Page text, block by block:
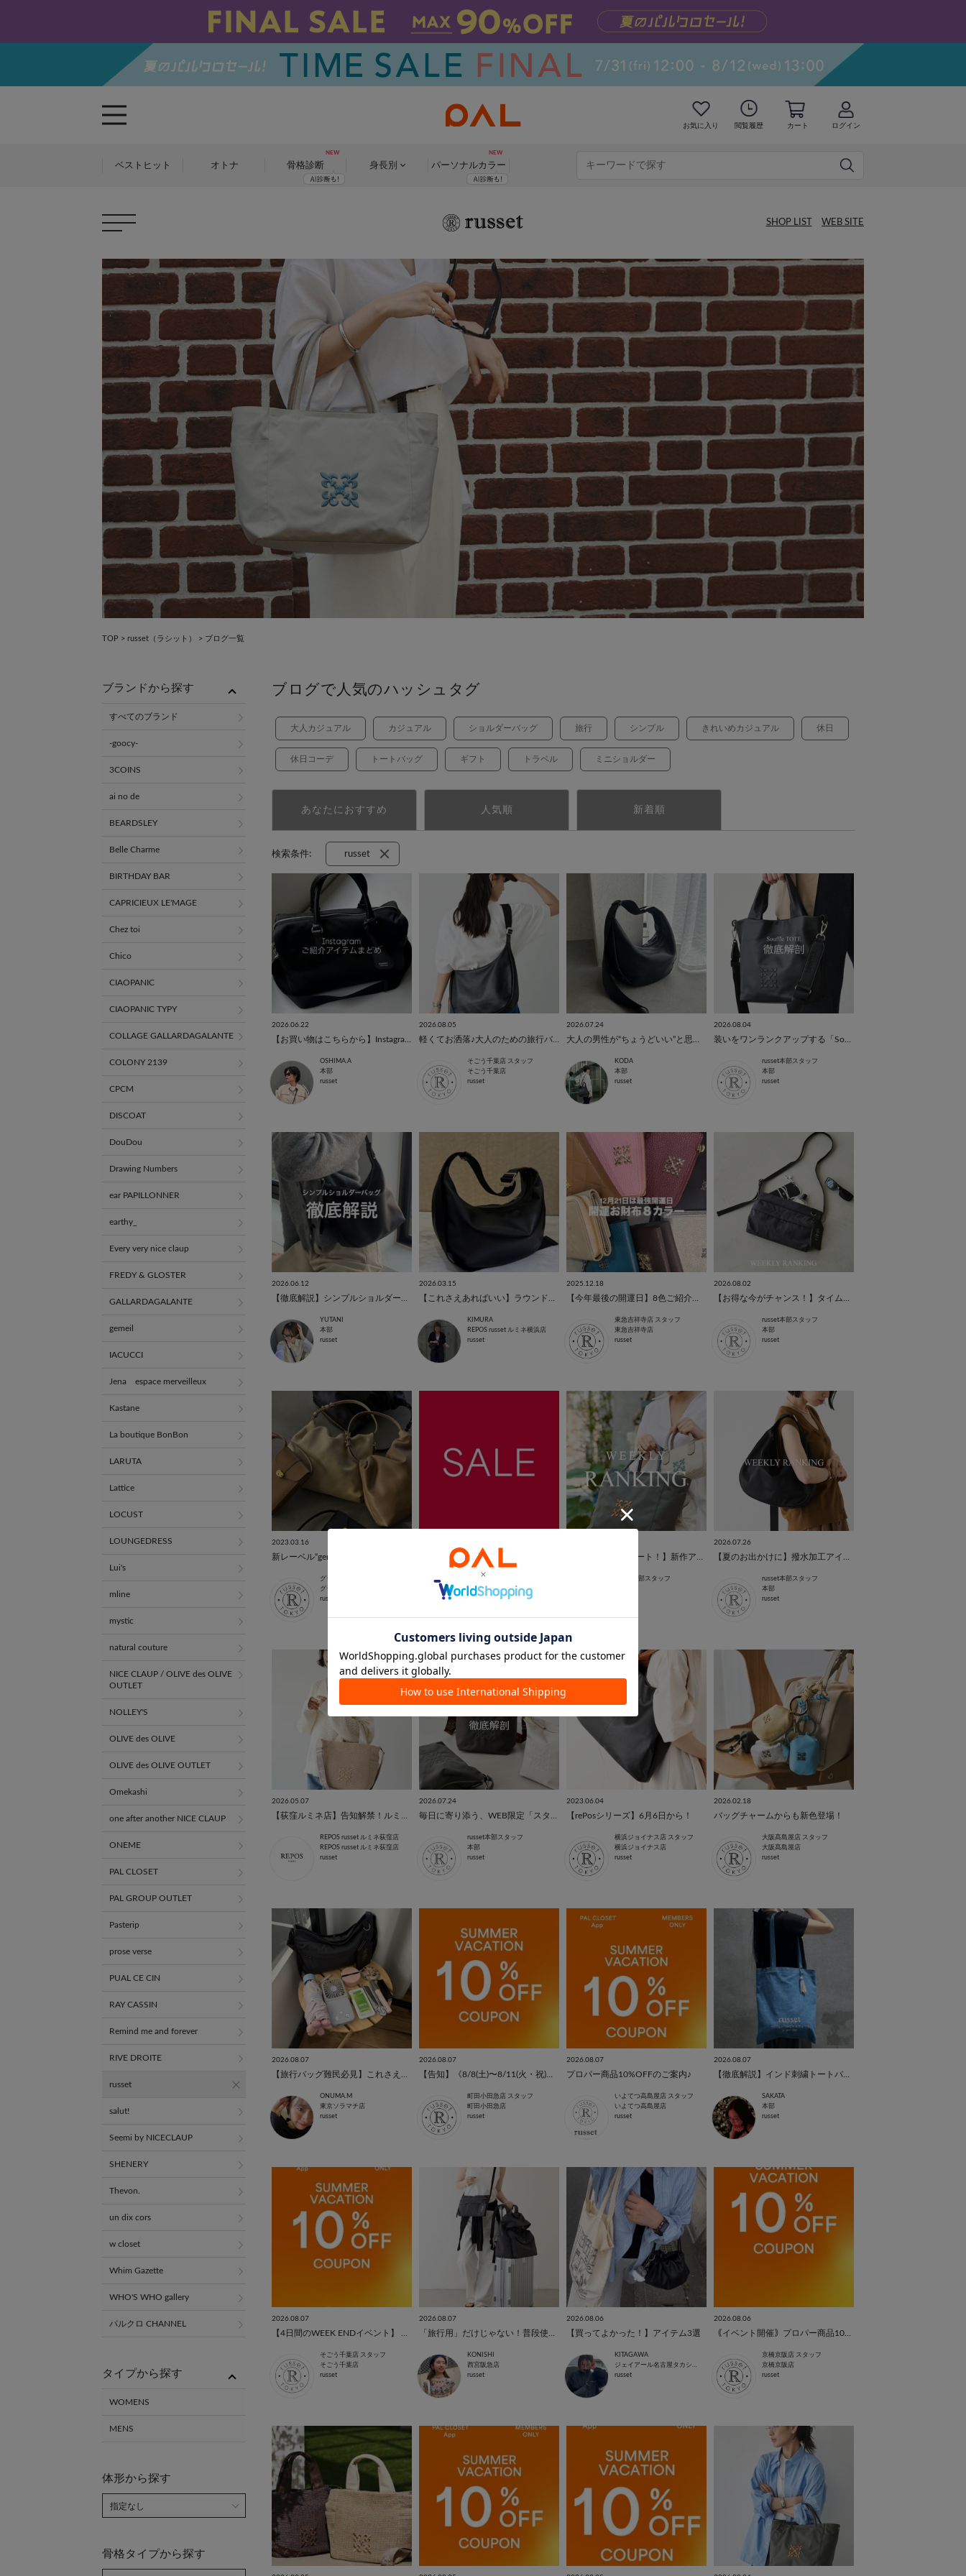
お気に入り 閲覧履歴 カート ログイン
ベストヒット オトナ 骨格診断 身長別 パーソナルカラー
SHOP LIST WEB SITE
TOP > russet（ラシット） > ブログ一覧
ブログで人気のハッシュタグ
大人カジュアル カジュアル ショルダーバッグ 旅行 シンプル きれいめカジュアル 休日
休日コーデ トートバッグ ギフト トラベル ミニショルダー
あなたにおすすめ 人気順 新着順
検索条件: russet
×
2026.06.22
OSHIMA.A
本部
russet
2026.08.05
そごう千葉店 スタッフ
そごう千葉店
russet
2026.07.24
KODA
本部
russet
2026.08.04
russet本部スタッフ
本部
russet
2026.06.12
YUTANI
本部
russet
2026.03.15
KIMURA
REPOS russet ルミネ横浜店
russet
2025.12.18
東急吉祥寺店 スタッフ
東急吉祥寺店
russet
2026.08.02
russet本部スタッフ
本部
russet
2023.03.16
新レーベル“gem by russet”が登場
グランデュオ立川店 スタッフ
グランデュオ立川店
russet
SALE商品再値下げ
京橋京阪店 スタッフ
京橋京阪店
russet本部スタッフ
2026.07.26
russet本部スタッフ
本部
russet
2026.05.07
REPOS russet ルミネ荻窪店
REPOS russet ルミネ荻窪店
russet
2026.07.24
russet本部スタッフ
本部
russet
2023.06.04
【rePosシリーズ】6月6日から！
横浜ジョイナス店 スタッフ
横浜ジョイナス店
russet
2026.02.18
バッグチャームからも新色登場！
大阪髙島屋店 スタッフ
大阪髙島屋店
russet
2026.08.07
ONUMA.M
東京ソラマチ店
russet
2026.08.07
町田小田急店 スタッフ
町田小田急店
russet
2026.08.07
プロパー商品10%OFFのご案内♪
いよてつ高島屋店 スタッフ
いよてつ高島屋店
russet
2026.08.07
SAKATA
本部
russet
2026.08.07
そごう千葉店 スタッフ
そごう千葉店
russet
2026.08.07
KONISHI
西宮阪急店
russet
2026.08.06
【買ってよかった！】アイテム3選
KITAGAWA
ジェイアール名古屋タカシマヤ店
russet
2026.08.06
京橋京阪店 スタッフ
京橋京阪店
russet
ブランドから探す
すべてのブランド
-goocy-
3COINS
ai no de
BEARDSLEY
Belle Charme
BIRTHDAY BAR
CAPRICIEUX LE'MAGE
Chez toi
Chico
CIAOPANIC
CIAOPANIC TYPY
COLLAGE GALLARDAGALANTE
COLONY 2139
CPCM
DISCOAT
DouDou
Drawing Numbers
ear PAPILLONNER
earthy_
Every very nice claup
FREDY & GLOSTER
GALLARDAGALANTE
gemeil
IACUCCI
Jena espace merveilleux
Kastane
La boutique BonBon
LARUTA
Lattice
LOCUST
LOUNGEDRESS
Lui's
mline
mystic
natural couture
NICE CLAUP / OLIVE des OLIVE
OUTLET
NOLLEY'S
OLIVE des OLIVE
OLIVE des OLIVE OUTLET
Omekashi
one after another NICE CLAUP
ONEME
PAL CLOSET
PAL GROUP OUTLET
Pasterip
prose verse
PUAL CE CIN
RAY CASSIN
Remind me and forever
RIVE DROITE
russet
salut!
Seemi by NICECLAUP
SHENERY
Thevon.
un dix cors
w closet
Whim Gazette
WHO'S WHO gallery
パルクロ CHANNEL
タイプから探す
WOMENS
MENS
体形から探す
骨格タイプから探す